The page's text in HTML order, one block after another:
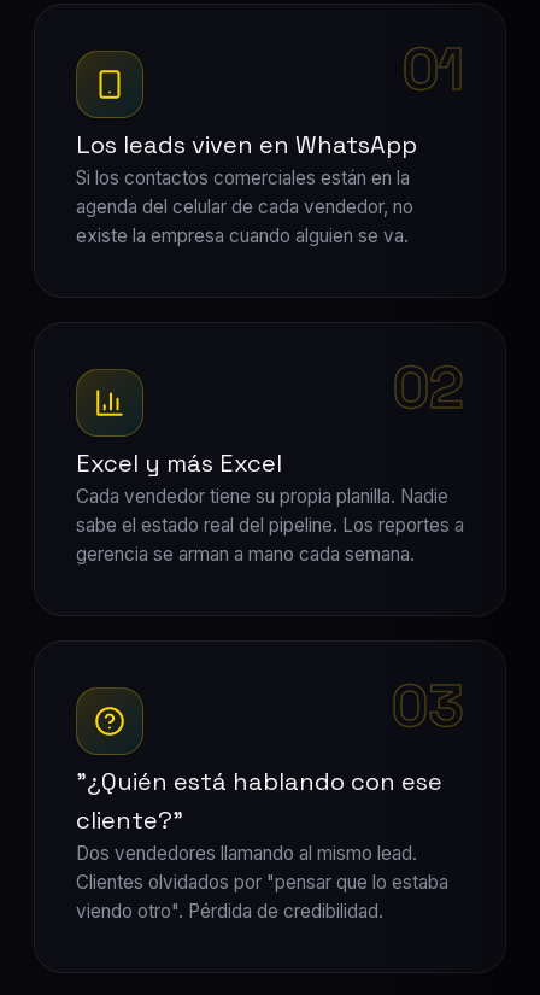
01
Los leads viven en WhatsApp
Si los contactos comerciales están en la
agenda del celular de cada vendedor, no
existe la empresa cuando alguien se va.
02
Excel y más Excel
Cada vendedor tiene su propia planilla. Nadie
sabe el estado real del pipeline. Los reportes a
gerencia se arman a mano cada semana.
03
"¿Quién está hablando con ese
cliente?"
Dos vendedores llamando al mismo lead.
Clientes olvidados por "pensar que lo estaba
viendo otro". Pérdida de credibilidad.